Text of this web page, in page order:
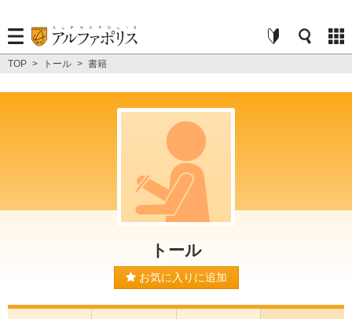
TOP > トール > 書籍
トール
お気に入りに追加